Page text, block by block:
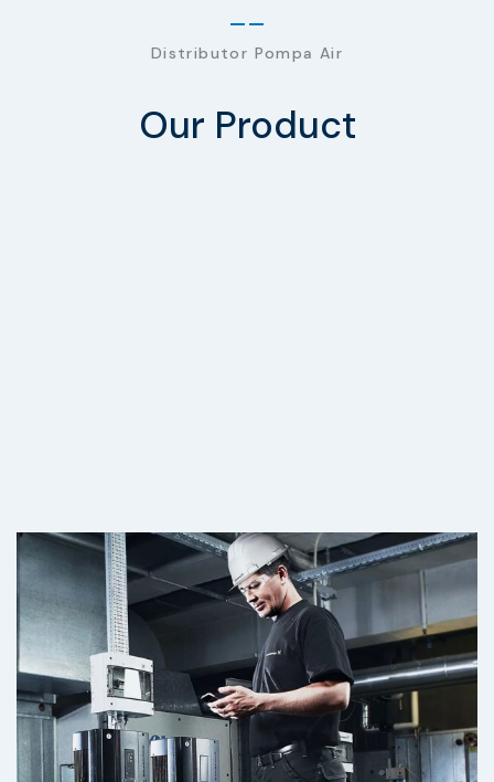
Distributor Pompa Air
Our Product